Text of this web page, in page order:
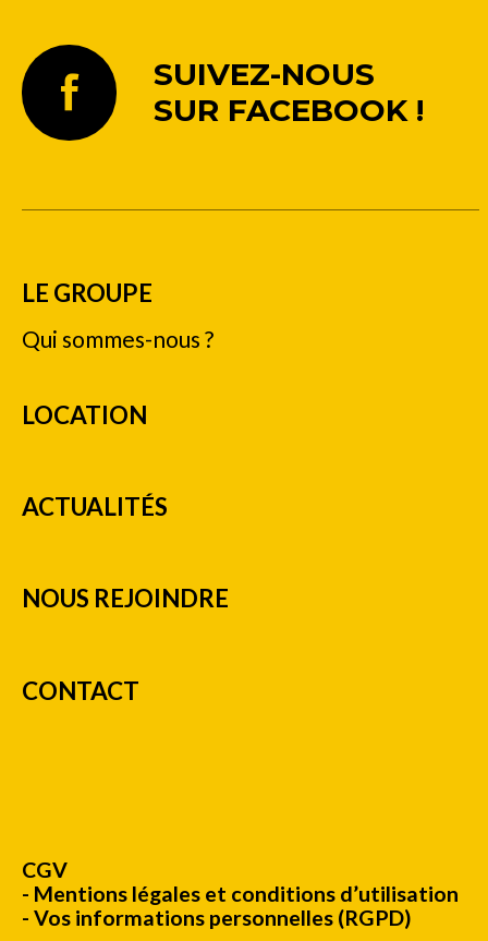
SUIVEZ-NOUS
SUR FACEBOOK !
LE GROUPE
Qui sommes-nous ?
LOCATION
ACTUALITÉS
NOUS REJOINDRE
CONTACT
CGV
Mentions légales et conditions d’utilisation
Vos informations personnelles (RGPD)